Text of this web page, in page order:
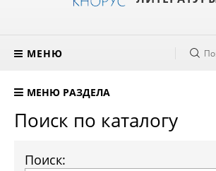
МЕНЮ
МЕНЮ РАЗДЕЛА
Поиск по каталогу
Поиск: